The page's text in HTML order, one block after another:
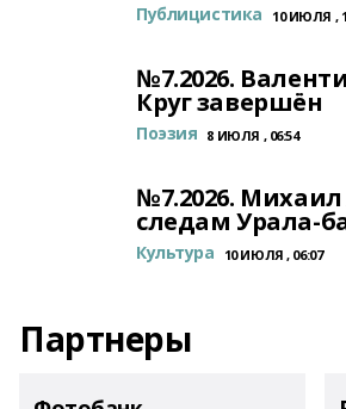
Публицистика 10 ИЮЛЯ ,
№7.2026.
Круг завершён
Поэзия 8 ИЮЛЯ , 06:54
№7.2026. Михаил
следам Урала-
Культура 10 ИЮЛЯ , 06:07
Партнеры